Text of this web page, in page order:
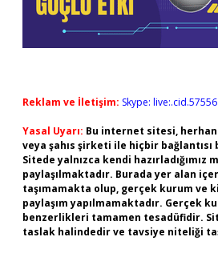
Reklam ve İletişim: Skype:
Yasal Uyarı: Bu internet sitesi,
veya şahıs şirketi ile hiçbir
Sitede yalnızca kendi hazırladığımız
paylaşılmaktadır. Burada yer alan
taşımamakta olup, gerçek kurum ve
paylaşım yapılmamaktadır. Gerçek
benzerlikleri tamamen tesadüfidir.
taslak halindedir ve tavsiye niteliği